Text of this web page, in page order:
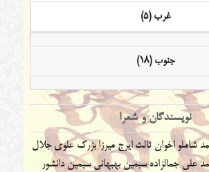
غرب (5)
جنوب (18)
نویسندگان و شعرا
شاملو اخوان ثالث ایرج میرزابزرگ علوی جلال
علی جمالزادهسیمین بهبهانیسیمین دانشور